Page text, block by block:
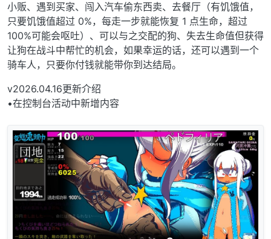
小贩、遇到买家、闯入汽车偷东西卖、去餐厅（有饥饿值，
只要饥饿值超过 0%，每走一步就能恢复 1 点生命，超过
100%可能会呕吐）、可以与之交配的狗、失去生命值但获得
让狗在战斗中帮忙的机会，如果幸运的话，还可以遇到一个
骑车人，只要你付钱就能带你到达结局。
v2026.04.16更新介绍
•在控制台活动中新增内容